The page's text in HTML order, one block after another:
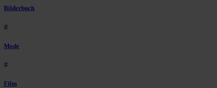
Bilderbuch
#
Mode
#
Film